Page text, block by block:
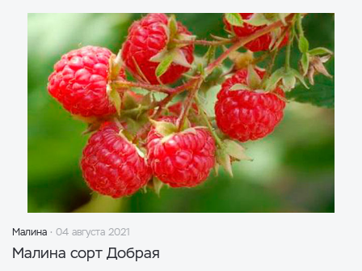
Малина 04 августа 2021
Малина сорт Добрая